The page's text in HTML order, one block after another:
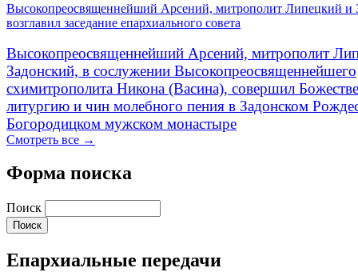
Высокопреосвященнейший Арсений, митрополит Липецкий и
возглавил заседание епархиального совета
Высокопреосвященнейший Арсений, митрополит
Задонский, в сослужении Высокопреосвященнейшего
схимитрополита Никона (Васина), совершил
литургию и чин молебного пения в Задонском
Богородицком мужском монастыре
Смотреть все →
Форма поиска
Поиск
Епархиальные передачи